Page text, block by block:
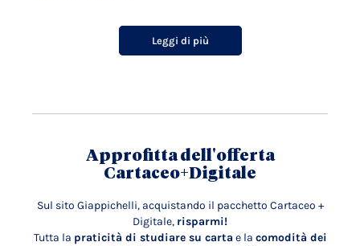
Leggi di più
Approfitta dell'offerta
Cartaceo+Digitale
Sul sito Giappichelli, acquistando il pacchetto Cartaceo +
Digitale, risparmi!
Tutta la praticità di studiare su carta e la comodità dei